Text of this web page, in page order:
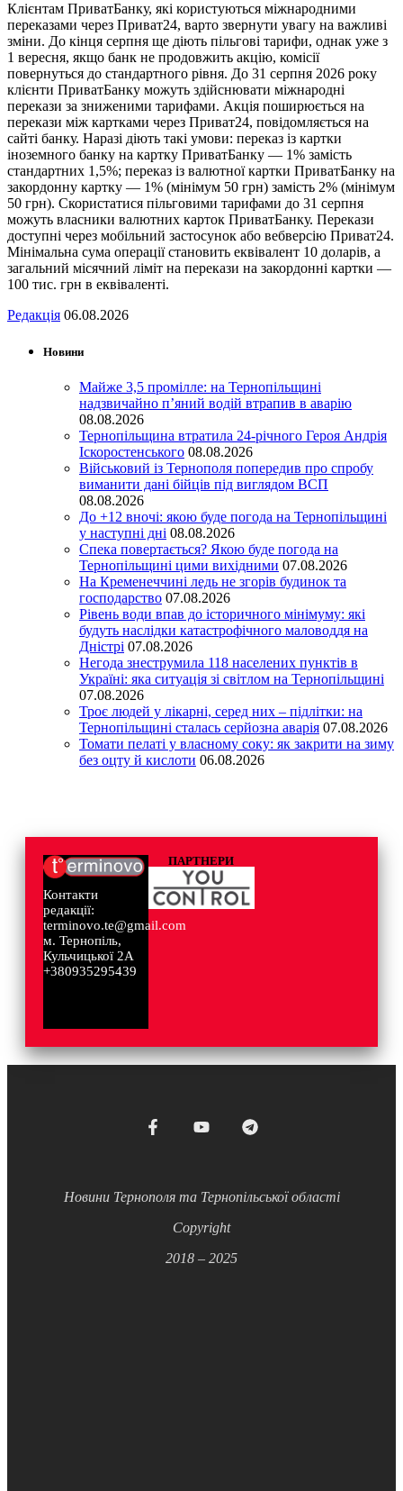
Клієнтам ПриватБанку, які користуються міжнародними
переказами через Приват24, варто звернути увагу на важливі
зміни. До кінця серпня ще діють пільгові тарифи, однак уже з
1 вересня, якщо банк не продовжить акцію, комісії
повернуться до стандартного рівня. До 31 серпня 2026 року
клієнти ПриватБанку можуть здійснювати міжнародні
перекази за зниженими тарифами. Акція поширюється на
перекази між картками через Приват24, повідомляється на
сайті банку. Наразі діють такі умови: переказ із картки
іноземного банку на картку ПриватБанку — 1% замість
стандартних 1,5%; переказ із валютної картки ПриватБанку на
закордонну картку — 1% (мінімум 50 грн) замість 2% (мінімум
50 грн). Скористатися пільговими тарифами до 31 серпня
можуть власники валютних карток ПриватБанку. Перекази
доступні через мобільний застосунок або вебверсію Приват24.
Мінімальна сума операції становить еквівалент 10 доларів, а
загальний місячний ліміт на перекази на закордонні картки —
100 тис. грн в еквіваленті.
Редакція 06.08.2026
Новини
Майже 3,5 промілле: на Тернопільщині
надзвичайно п’яний водій втрапив в аварію
08.08.2026
Тернопільщина втратила 24-річного Героя Андрія
Іскоростенського 08.08.2026
Військовий із Тернополя попередив про спробу
виманити дані бійців під виглядом ВСП
08.08.2026
До +12 вночі: якою буде погода на Тернопільщині
у наступні дні 08.08.2026
Спека повертається? Якою буде погода на
Тернопільщині цими вихідними 07.08.2026
На Кременеччині ледь не згорів будинок та
господарство 07.08.2026
Рівень води впав до історичного мінімуму: які
будуть наслідки катастрофічного маловоддя на
Дністрі 07.08.2026
Негода знеструмила 118 населених пунктів в
Україні: яка ситуація зі світлом на Тернопільщині
07.08.2026
Троє людей у лікарні, серед них – підлітки: на
Тернопільщині сталась серйозна аварія 07.08.2026
Томати пелаті у власному соку: як закрити на зиму
без оцту й кислоти 06.08.2026
Контакти
редакції:
terminovo.te@gmail.com
м. Тернопіль,
Кульчицької 2А
+380935295439
ПАРТНЕРИ
Новини Тернополя та Тернопільської області
Copyright
2018 – 2025